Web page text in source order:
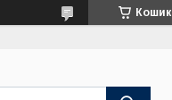
Кошик